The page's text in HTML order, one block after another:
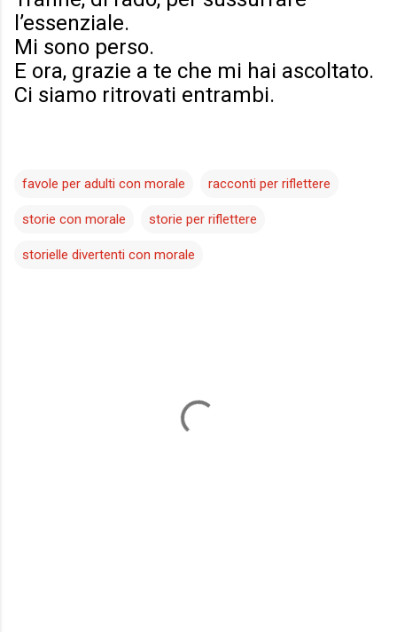
l’essenziale.
Mi sono perso.
E ora, grazie a te che mi hai ascoltato.
Ci siamo ritrovati entrambi.
favole per adulti con morale racconti per riflettere
storie con morale storie per riflettere
storielle divertenti con morale